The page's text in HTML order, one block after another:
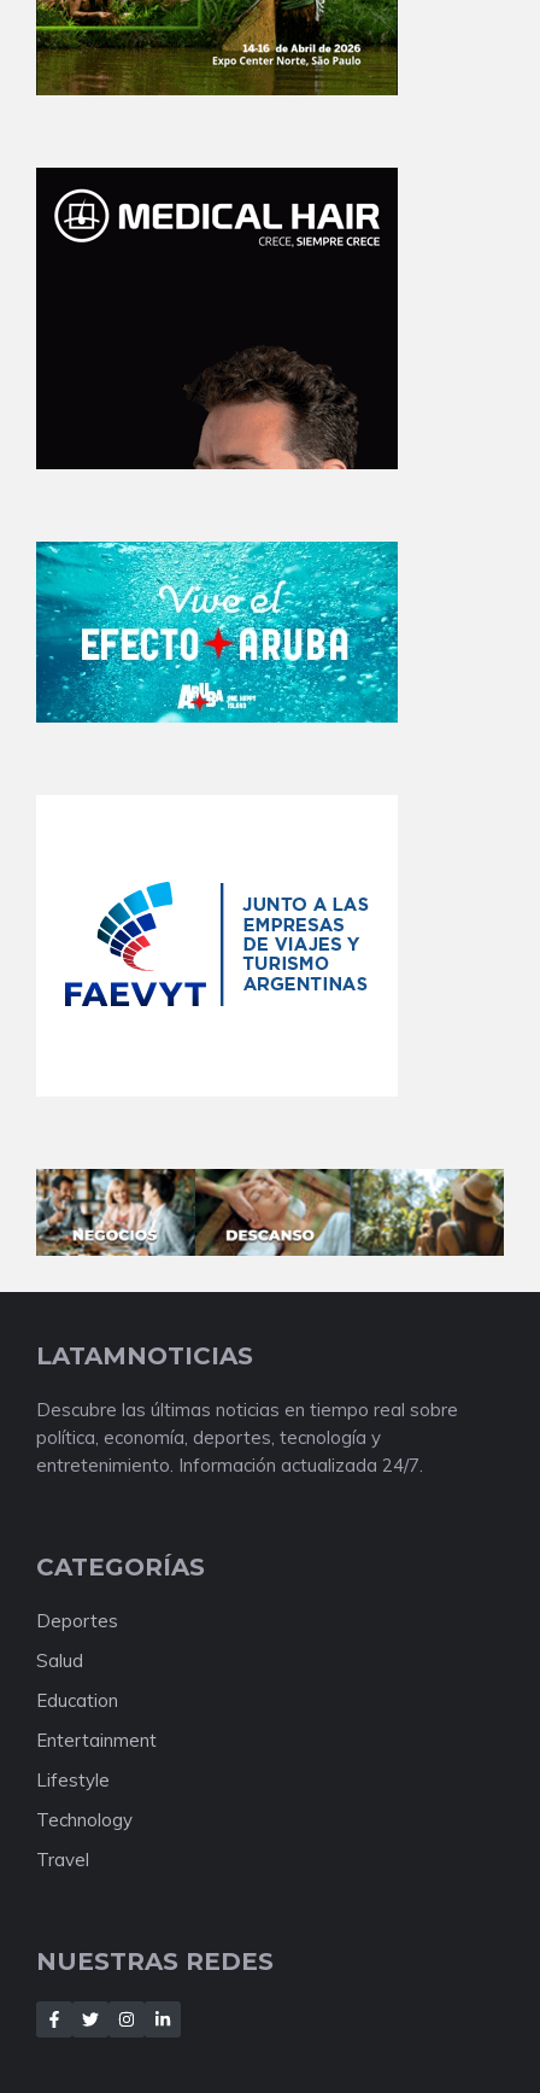
LATAMNOTICIAS
Descubre las últimas noticias en tiempo real sobre
política, economía, deportes, tecnología y
entretenimiento. Información actualizada 24/7.
CATEGORÍAS
Deportes
Salud
Education
Entertainment
Lifestyle
Technology
Travel
NUESTRAS REDES